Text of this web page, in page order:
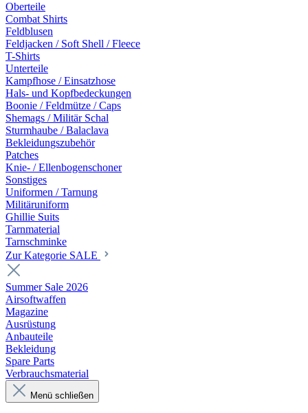
Oberteile
Combat Shirts
Feldblusen
Feldjacken / Soft Shell / Fleece
T-Shirts
Unterteile
Kampfhose / Einsatzhose
Hals- und Kopfbedeckungen
Boonie / Feldmütze / Caps
Shemags / Militär Schal
Sturmhaube / Balaclava
Bekleidungszubehör
Patches
Knie- / Ellenbogenschoner
Sonstiges
Uniformen / Tarnung
Militäruniform
Ghillie Suits
Tarnmaterial
Tarnschminke
Zur Kategorie SALE
Summer Sale 2026
Airsoftwaffen
Magazine
Ausrüstung
Anbauteile
Bekleidung
Spare Parts
Verbrauchsmaterial
Menü schließen